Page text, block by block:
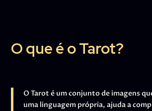
O que é o Tarot?
O Tarot é um conjunto de imagens
uma linguagem própria, ajuda a